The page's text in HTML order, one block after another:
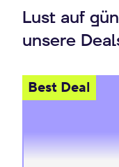
Lust auf
unsere
Best Deal